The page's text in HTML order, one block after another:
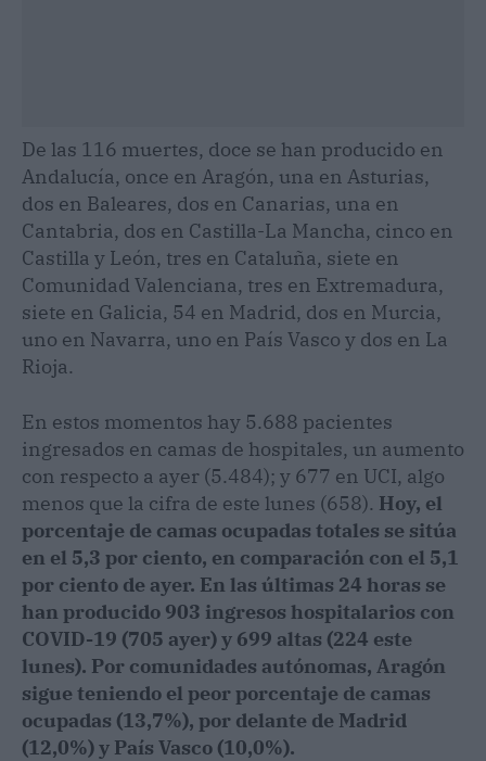
De las 116 muertes, doce se han producido en
Andalucía, once en Aragón, una en Asturias,
dos en Baleares, dos en Canarias, una en
Cantabria, dos en Castilla-La Mancha, cinco en
Castilla y León, tres en Cataluña, siete en
Comunidad Valenciana, tres en Extremadura,
siete en Galicia, 54 en Madrid, dos en Murcia,
uno en Navarra, uno en País Vasco y dos en La
Rioja.
En estos momentos hay 5.688 pacientes
ingresados en camas de hospitales, un aumento
con respecto a ayer (5.484); y 677 en UCI, algo
menos que la cifra de este lunes (658). Hoy, el
porcentaje de camas ocupadas totales se sitúa
en el 5,3 por ciento, en comparación con el 5,1
por ciento de ayer. En las últimas 24 horas se
han producido 903 ingresos hospitalarios con
COVID-19 (705 ayer) y 699 altas (224 este
lunes). Por comunidades autónomas, Aragón
sigue teniendo el peor porcentaje de camas
ocupadas (13,7%), por delante de Madrid
(12,0%) y País Vasco (10,0%).